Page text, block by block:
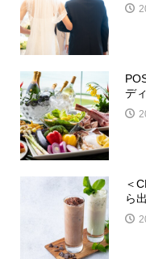
デ
＜
ら